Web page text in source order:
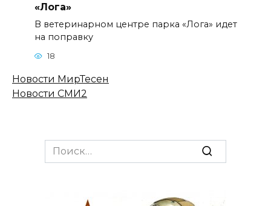
«Лога»
В ветеринарном центре парка «Лога» идет
на поправку
18
Новости МирТесен
Новости СМИ2
Search
for: